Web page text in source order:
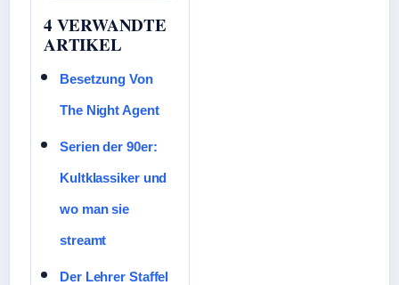
4 VERWANDTE
ARTIKEL
Besetzung Von
The Night Agent
Serien der 90er:
Kultklassiker und
wo man sie
streamt
Der Lehrer Staffel